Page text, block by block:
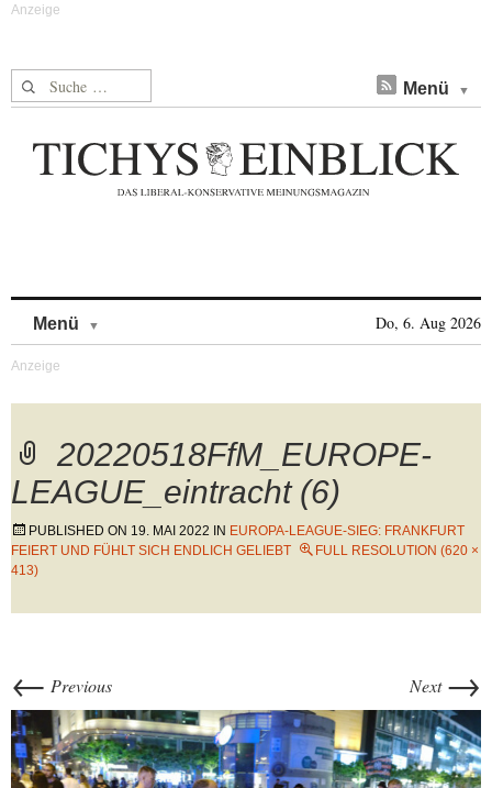
Suche nach: Menü
Menü Do, 6. Aug 2026
20220518FfM_EUROPE-
LEAGUE_eintracht (6)
PUBLISHED ON 19. MAI 2022 IN EUROPA-LEAGUE-SIEG: FRANKFURT
FEIERT UND FÜHLT SICH ENDLICH GELIEBT
FULL RESOLUTION (620 ×
413)
← Previous Next →